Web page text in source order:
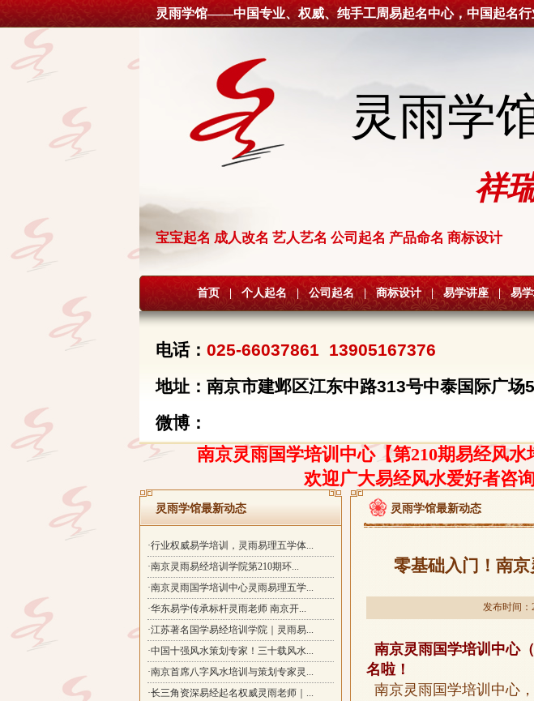
灵雨学馆——中国专业、权威、纯手工周易起名中心，中国起名行
灵雨学
祥
宝宝起名 成人改名 艺人艺名 公司起名 产品命名 商标设计
首页 | 个人起名 | 公司起名 | 商标设计 | 易学讲座 | 易
电话： 025-66037861 13905167376
地址：南京市建邺区江东中路313号中泰国际广场
微博：
南京灵雨国学培训中心【第210期易经风水
欢迎广大易经风水爱好者咨
灵雨学馆最新动态
·行业权威易学培训，灵雨易理五学体...
·南京灵雨易经培训学院第210期环...
·南京灵雨国学培训中心灵雨易理五学...
·华东易学传承标杆灵雨老师 南京开...
·江苏著名国学易经培训学院｜灵雨易...
·中国十强风水策划专家！三十载风水...
·南京首席八字风水培训与策划专家灵...
·长三角资深易经起名权威灵雨老师｜...
灵雨学馆最新动态
零基础入门！南
发布时间：
南京灵雨国学培训中心
名啦！
南京灵雨国学培训中心